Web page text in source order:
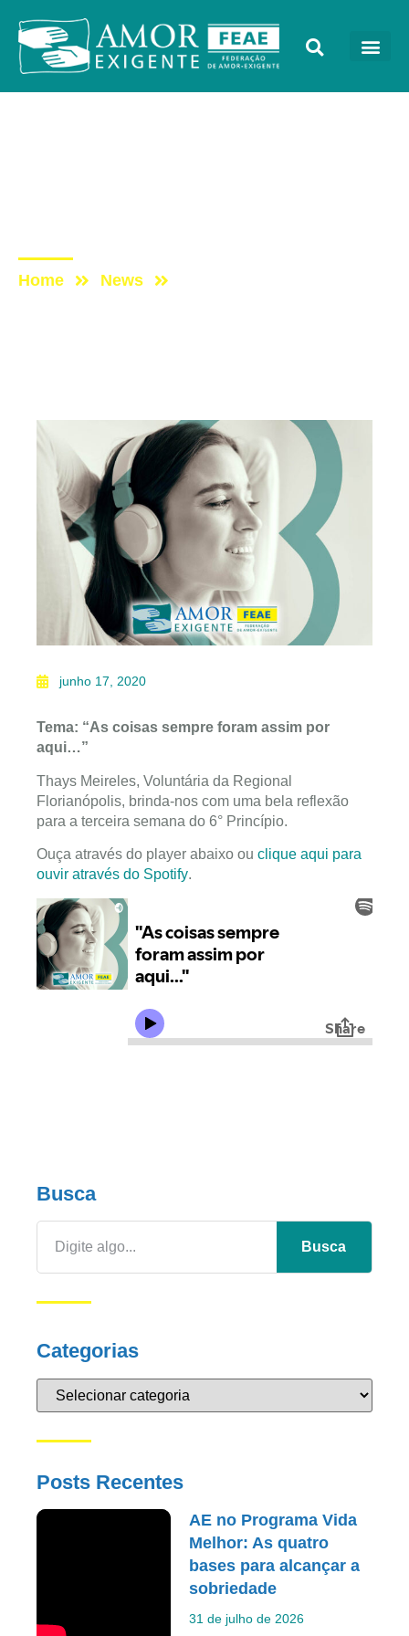
Home News
junho 17, 2020
Tema: “As coisas sempre foram assim por
aqui…”
Thays Meireles, Voluntária da Regional
Florianópolis, brinda-nos com uma bela reflexão
para a terceira semana do 6° Princípio.
Ouça através do player abaixo ou clique aqui para
ouvir através do Spotify.
Busca
Busca
Categorias
Posts Recentes
AE no Programa Vida
Melhor: As quatro
bases para alcançar a
sobriedade
31 de julho de 2026